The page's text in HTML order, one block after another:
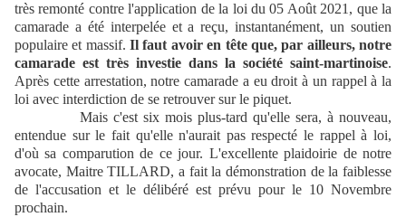
très remonté contre l'application de la loi du 05 Août 2021, que la
camarade a été interpelée et a reçu, instantanément, un soutien
populaire et massif.Il faut avoir en tête que, par ailleurs, notre
camarade est très investie dans la société saint-martinoise.
Après cette arrestation, notre camarade a eu droit à un rappel à la
loi avec interdiction de se retrouver sur le piquet.
Mais c'est six mois plus-tard qu'elle sera, à nouveau,
entendue sur le fait qu'elle n'aurait pas respecté le rappel à loi,
d'où sa comparution de ce jour. L'excellente plaidoirie de notre
avocate, Maitre TILLARD, a fait la démonstration de la faiblesse
de l'accusation et le délibéré est prévu pour le 10 Novembre
prochain.